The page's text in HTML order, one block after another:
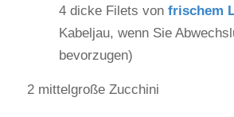
4 dicke Filets von frischem
Kabeljau, wenn Sie
bevorzugen)
2 mittelgroße Zucchini